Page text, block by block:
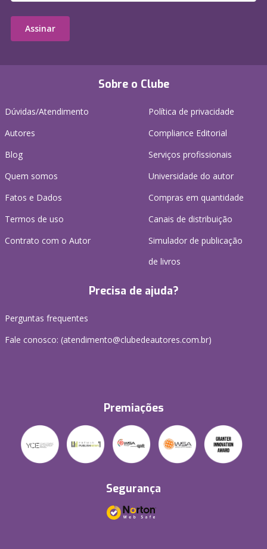
Sobre o Clube
Dúvidas/Atendimento
Autores
Blog
Quem somos
Fatos e Dados
Termos de uso
Contrato com o Autor
Política de privacidade
Compliance Editorial
Serviços profissionais
Universidade do autor
Compras em quantidade
Canais de distribuição
Simulador de publicação
de livros
Precisa de ajuda?
Perguntas frequentes
Fale conosco: (atendimento@clubedeautores.com.br)
Premiações
Segurança
Assinar